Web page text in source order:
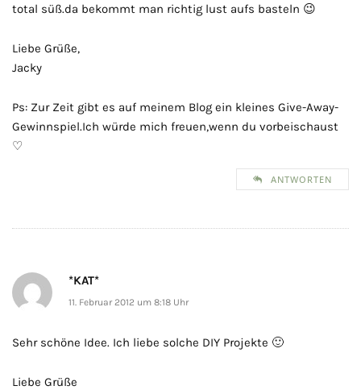
total süß.da bekommt man richtig lust aufs basteln 😉
Liebe Grüße,
Jacky
Ps: Zur Zeit gibt es auf meinem Blog ein kleines Give-Away-
Gewinnspiel.Ich würde mich freuen,wenn du vorbeischaust
♡
ANTWORTEN
*KAT*
11. Februar 2012 um 8:18 Uhr
Sehr schöne Idee. Ich liebe solche DIY Projekte 🙂
Liebe Grüße